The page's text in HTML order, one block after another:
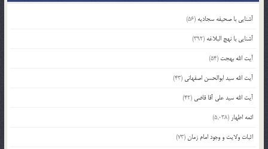
آشنایی با صحیفه سجادیه (56)
آشنایی با نهج البلاغه (392)
آیت الله بهجت (54)
آیت الله سید ابوالحسن اصفهانی (43)
آیت الله سید علی آقا قاضی (42)
ائمه اطهار (5,038)
اثبات ولایت و وجود امام زمان(73)